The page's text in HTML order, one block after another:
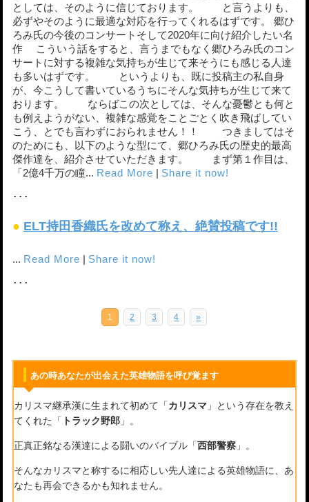
としては、そのように信じております。 と言うよりも、
必ずやそのように最適な対応を行ってくれるはずです。 郷ひ
ろみ氏の今後のコンサートそして2020年に向け紹介したい名
作 こういう話をすると、言うまでもなく郷ひろみ氏のコン
サートに対する複雑な気持ちが生じて来そうにも感じる人達
も多いはずです。 というよりも、既に投稿主の私自身
が、今こうして書いているうちにそんな気持ちが生じて来て
おります。 ならばこの次としては、そんな憂鬱とも何と
も例えようがない、複雑な感覚をことごとく吹き飛ばしてい
こう、とでも言わずにおられません！！ つきましてはそ
のためにも、以下のような型にて、郷ひろみ氏の歴史的最高
傑作達を、紹介させていただきます。 まず第１作目は、
「2億4千万の瞳... Read More Share it now!
･･･
● ELT持田香織氏を改めて称え、絶賛投稿です!!
... Read More Share it now!
･･･
1 2 3 4 »
あの時あなたが出会えた英雄物語を呼び覚ます
カリスマ継承漢に生まれて初めて「 カリスマ」という存在を教え
てくれた「
トラック野郎」。
正真正銘なる漢達による闘いのバイブル「 西部警察」。
そんなカリスマと称するに相応しい先人達による英雄物語に、あ
なたも再会できるかも知れません。